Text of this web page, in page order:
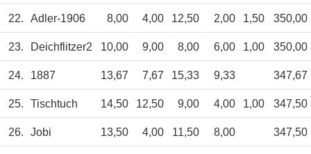
22. Adler-1906 8,00 4,00 12,50 2,00 1,50 350,00
23. Deichflitzer2 10,00 9,00 8,00 6,00 1,00 350,00
24. 1887 13,67 7,67 15,33 9,33 347,67
25. Tischtuch 14,50 12,50 9,00 4,00 1,00 347,50
26. Jobi 13,50 4,00 11,50 8,00 347,50